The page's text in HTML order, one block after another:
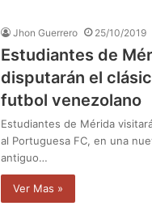
Jhon Guerrero 25/10/2019
Estudiantes de
disputarán el
futbol venezolano
Estudiantes de Mérida
al Portuguesa FC, en una
antiguo…
Ver Mas »